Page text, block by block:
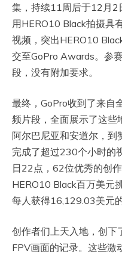
集，持续11周后于12月2
用HERO10 Black拍摄具
视频，突出HERO10
交至GoPro Awards。参
段，没有附加要求。
最终，GoPro收到了来
频片段，全面展示了这些
阿尔巴尼亚和安道尔，到
完成了超过230个小时的
日22点，62位优秀的创
HERO10 Black百万美元
每人获得16,129.03美元
创作者们上天入地，创下
FPV画面的记录。这些激